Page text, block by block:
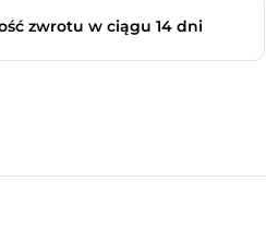
zwrotu w ciągu 14 dni